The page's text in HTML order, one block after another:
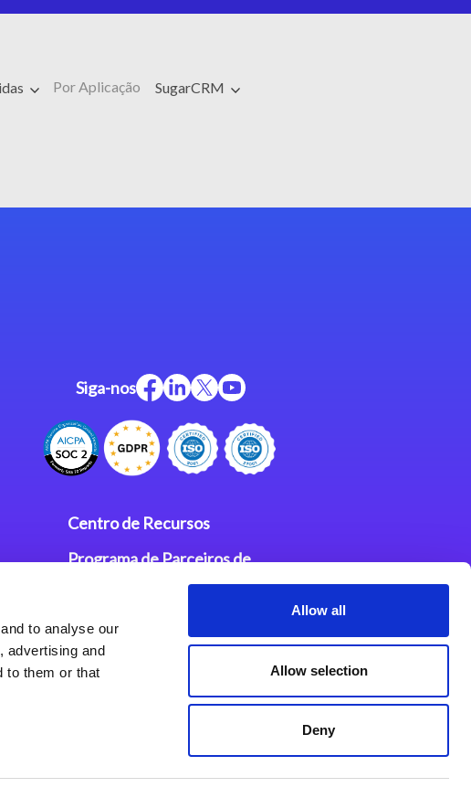
to analyse our
advertising and
to them or that
Allow all
Allow selection
Deny
Por Aplicação SugarCRM
Siga-nos
Centro de Recursos
Programa de Parceiros de
Integração Magic